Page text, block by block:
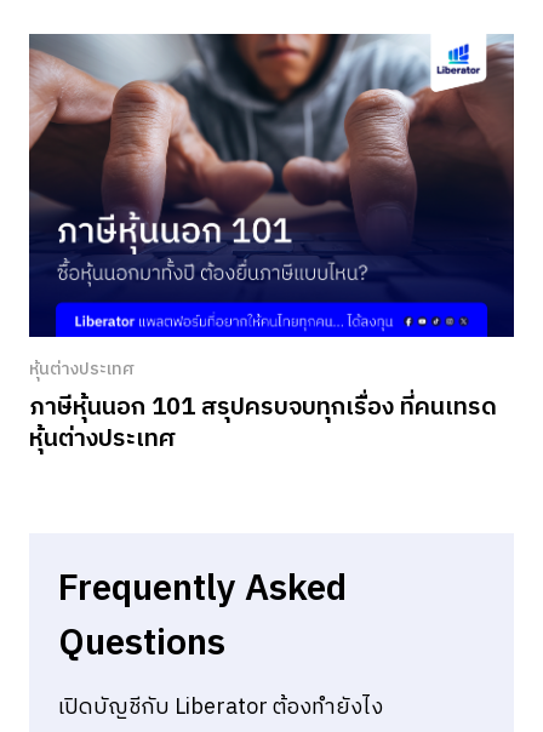
หุ้นต่างประเทศ
ภาษีหุ้นนอก 101 สรุปครบจบทุกเรื่อง ที่คนเทรด
หุ้นต่างประเทศ
Frequently Asked
Questions
เปิดบัญชีกับ Liberator ต้องทำยังไง